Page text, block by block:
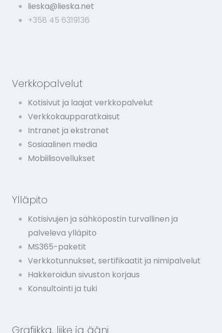
lieska@lieska.net
+358 45 6319136
Verkkopalvelut
Kotisivut ja laajat verkkopalvelut
Verkkokaupparatkaisut
Intranet ja ekstranet
Sosiaalinen media
Mobiilisovellukset
Ylläpito
Kotisivujen ja sähköpostin turvallinen ja
palveleva ylläpito
MS365-paketit
Verkkotunnukset, sertifikaatit ja nimipalvelut
Hakkeroidun sivuston korjaus
Konsultointi ja tuki
Grafiikka, liike ja ääni